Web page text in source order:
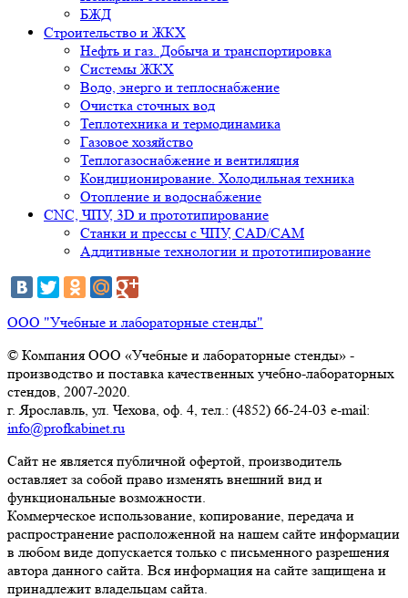
БЖД
Строительство и ЖКХ
Нефть и газ. Добыча и транспортировка
Системы ЖКХ
Водо, энерго и теплоснабжение
Очистка сточных вод
Теплотехника и термодинамика
Газовое хозяйство
Теплогазоснабжение и вентиляция
Кондиционирование. Холодильная техника
Отопление и водоснабжение
CNC, ЧПУ, 3D и прототипирование
Станки и прессы с ЧПУ, CAD/CAM
Аддитивные технологии и прототипирование
ООО "Учебные и лабораторные стенды"
© Компания ООО «Учебные и лабораторные стенды» -
производство и поставка качественных учебно-лабораторных
стендов, 2007-2020.
г. Ярославль, ул. Чехова, оф. 4, тел.: (4852) 66-24-03 e-mail:
info@profkabinet.ru
Сайт не является публичной офертой, производитель
оставляет за собой право изменять внешний вид и
функциональные возможности.
Коммерческое использование, копирование, передача и
распространение расположенной на нашем сайте информации
в любом виде допускается только с письменного разрешения
автора данного сайта. Вся информация на сайте защищена и
принадлежит владельцам сайта.